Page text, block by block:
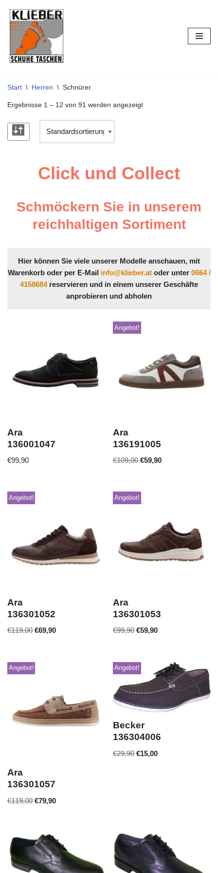
Zum
Inhalt
springen
Start \ Herren \ Schnürer
Ergebnisse 1 – 12 von 91 werden angezeigt
Click und Collect
Schmöckern Sie in unserem
reichhaltigen Sortiment
Hier können Sie viele unserer Modelle anschauen, mit
Warenkorb oder per E-Mail info@klieber.atoder unter 0664 /
4158684reservieren und in einem unserer Geschäfte
anprobieren und abholen
Ara
136001047
€99,90
Angebot!
Ara
136191005
€109,00 €59,90
Angebot!
Ara
136301052
€119,00 €69,90
Angebot!
Ara
136301053
€99,90 €59,90
Angebot!
Ara
136301057
€119,00 €79,90
Angebot!
Becker
136304006
€29,90 €15,00